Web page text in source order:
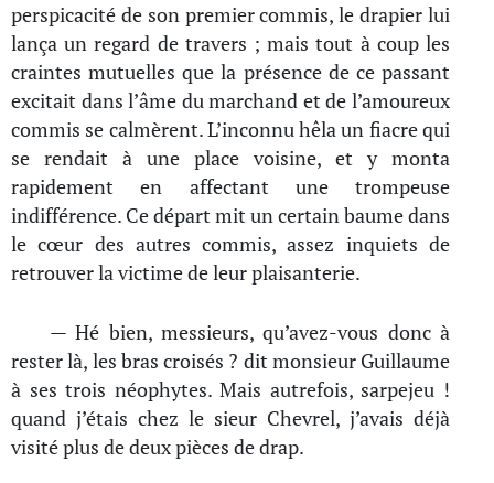
perspicacité de son premier commis, le drapier lui
lança un regard de travers ; mais tout à coup les
craintes mutuelles que la présence de ce passant
excitait dans l’âme du marchand et de l’amoureux
commis se calmèrent. L’inconnu hêla un fiacre qui
se rendait à une place voisine, et y monta
rapidement en affectant une trompeuse
indifférence. Ce départ mit un certain baume dans
le cœur des autres commis, assez inquiets de
retrouver la victime de leur plaisanterie.
— Hé bien, messieurs, qu’avez-vous donc à
rester là, les bras croisés ? dit monsieur Guillaume
à ses trois néophytes. Mais autrefois, sarpejeu !
quand j’étais chez le sieur Chevrel, j’avais déjà
visité plus de deux pièces de drap.